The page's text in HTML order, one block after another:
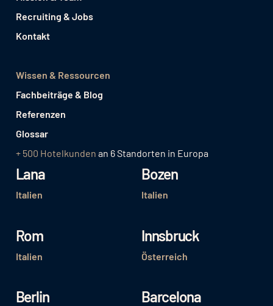
Recruiting & Jobs
Kontakt
Wissen & Ressourcen
Fachbeiträge & Blog
Referenzen
Glossar
+ 500 Hotelkunden an 6 Standorten in Europa
Lana
Italien
Bozen
Italien
Rom
Italien
Innsbruck
Österreich
Berlin Barcelona